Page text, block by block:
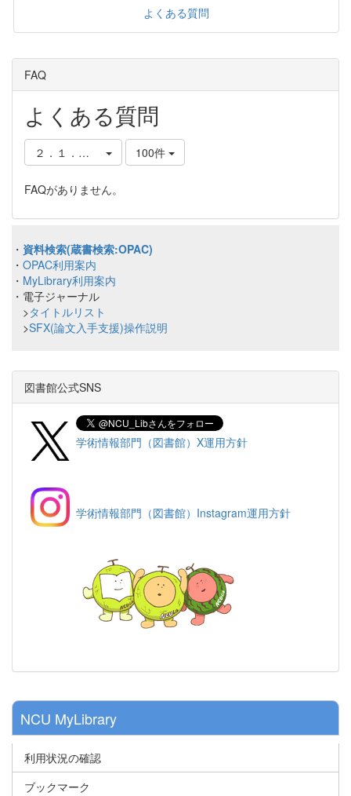
よくある質問
FAQ
よくある質問
２．１．他の図書館での探し方
100件
FAQがありません。
・ 資料検索(蔵書検索:OPAC)
・ OPAC利用案内
・ MyLibrary利用案内
・電子ジャーナル
>タイトルリスト
>SFX(論文入手支援)操作説明
図書館公式SNS
学術情報部門（図書館）X運用方針
学術情報部門（図書館）Instagram運用方針
NCU MyLibrary
利用状況の確認
ブックマーク